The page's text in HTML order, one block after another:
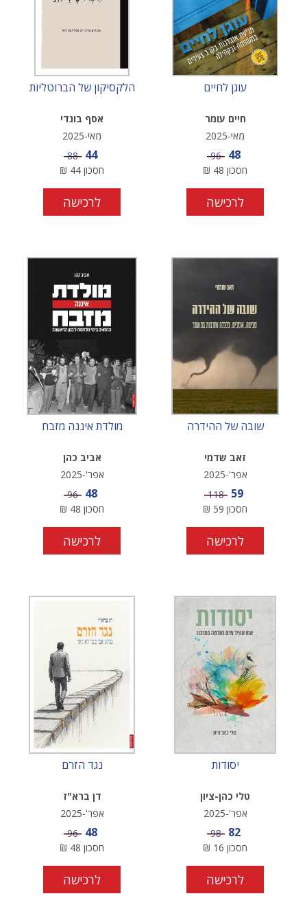
עוגן לחיים
חיים עומר
מאי-2025
מחיר מבצע
48 מחיר
96
חסכון 48
₪
לרכישה
הלקסיקון של הברוטליות
אסף בונדי
מאי-2025
מחיר מבצע
44 מחיר
88
חסכון 44
₪
לרכישה
שובה של ההידרה
זאב שדמי
אפר'-2025
מחיר מבצע
59 מחיר
118
חסכון 59
₪
לרכישה
מולדת איננה מזבח
אביב כהן
אפר'-2025
מחיר מבצע
48 מחיר
96
חסכון 48
₪
לרכישה
יסודות
טלי כהן-ציון
אפר'-2025
מחיר מבצע
82 מחיר
98
חסכון 16
₪
לרכישה
נגד הזרם
דן ברא"ז
אפר'-2025
מחיר מבצע
48 מחיר
96
חסכון 48
₪
לרכישה